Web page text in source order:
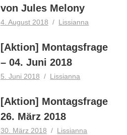
von Jules Melony
4. August 2018 Lissianna
[Aktion] Montagsfrage
– 04. Juni 2018
5. Juni 2018 Lissianna
[Aktion] Montagsfrage
26. März 2018
30. März 2018 Lissianna